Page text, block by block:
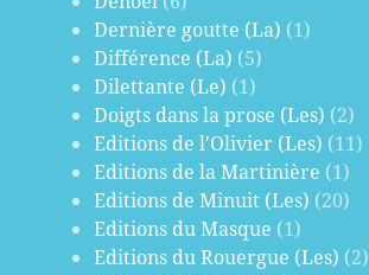
Dernière goutte (La) (1)
Différence (La) (5)
Dilettante (Le) (1)
Doigts dans la prose (Les) (2)
Editions de l'Olivier (Les) (11)
Editions de la Martinière (1)
Editions de Minuit (Les) (20)
Editions du Masque (1)
Editions du Rouergue (Les) (2)